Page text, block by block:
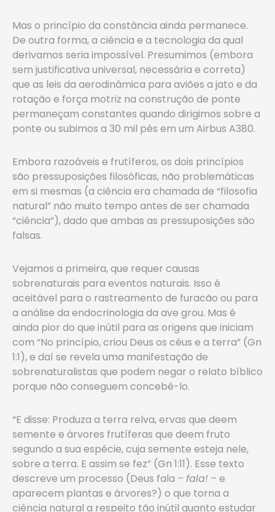
Mas o princípio da constância ainda permanece.
De outra forma, a ciência e a tecnologia da qual
derivamos seria impossível. Presumimos (embora
sem justificativa universal, necessária e correta)
que as leis da aerodinâmica para aviões a jato e da
rotação e força motriz na construção de ponte
permaneçam constantes quando dirigimos sobre a
ponte ou subimos a 30 mil pés em um Airbus A380.
Embora razoáveis e frutíferos, os dois princípios
são pressuposições filosóficas, não problemáticas
em si mesmas (a ciência era chamada de “filosofia
natural” não muito tempo antes de ser chamada
“ciência”), dado que ambas as pressuposições são
falsas.
Vejamos a primeira, que requer causas
sobrenaturais para eventos naturais. Isso é
aceitável para o rastreamento de furacão ou para
a análise da endocrinologia da ave grou. Mas é
ainda pior do que inútil para as origens que iniciam
com “No princípio, criou Deus os céus e a terra” (Gn
1:1), e daí se revela uma manifestação de
sobrenaturalistas que podem negar o relato bíblico
porque não conseguem concebê-lo.
“E disse: Produza a terra relva, ervas que deem
semente e árvores frutíferas que deem fruto
segundo a sua espécie, cuja semente esteja nele,
sobre a terra. E assim se fez” (Gn 1:11). Esse texto
descreve um processo (Deus fala – fala! – e
aparecem plantas e árvores?) o que torna a
ciência natural a respeito tão inútil quanto estudar